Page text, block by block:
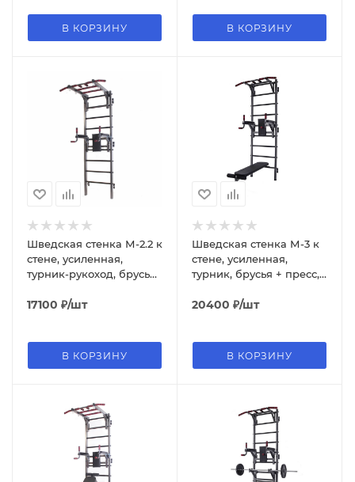
В КОРЗИНУ В КОРЗИНУ
Шведская стенка М-2.2 к
стене, усиленная,
турник-рукоход, брусья
17100 ₽/шт
В КОРЗИНУ
Шведская стенка М-3 к
стене, усиленная,
турник, брусья + пресс,
20400 ₽/шт
В КОРЗИНУ